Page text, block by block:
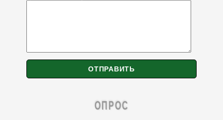
ОПРОС